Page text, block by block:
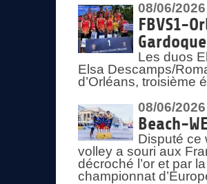
08/06/2026
FBVS1-
Les duos
Elsa Descamps/
d’Orléans, troisième
08/06/2026
Beach-
Disputé ce
volley a souri aux
décroché l’or et par
championnat